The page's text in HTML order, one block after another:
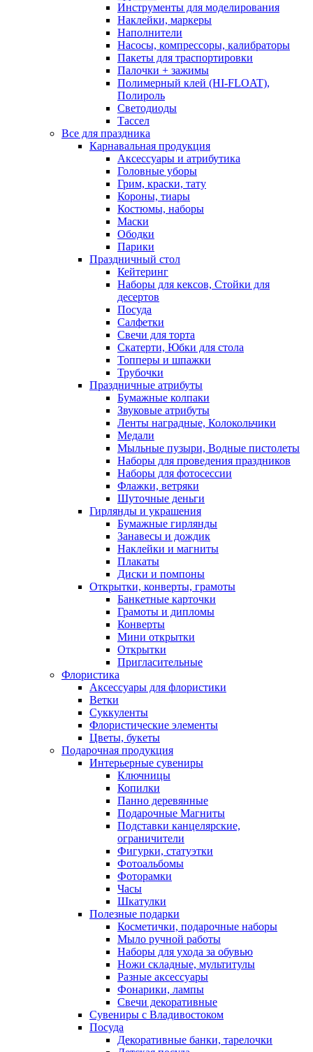
Инструменты для моделирования
Наклейки, маркеры
Наполнители
Насосы, компрессоры, калибраторы
Пакеты для траспортировки
Палочки + зажимы
Полимерный клей (HI-FLOAT),
Полироль
Светодиоды
Тассел
Все для праздника
Карнавальная продукция
Аксессуары и атрибутика
Головные уборы
Грим, краски, тату
Короны, тиары
Костюмы, наборы
Маски
Ободки
Парики
Праздничный стол
Кейтеринг
Наборы для кексов, Стойки для
десертов
Посуда
Салфетки
Свечи для торта
Скатерти, Юбки для стола
Топперы и шпажки
Трубочки
Праздничные атрибуты
Бумажные колпаки
Звуковые атрибуты
Ленты наградные, Колокольчики
Медали
Мыльные пузыри, Водные пистолеты
Наборы для проведения праздников
Наборы для фотосессии
Флажки, ветряки
Шуточные деньги
Гирлянды и украшения
Бумажные гирлянды
Занавесы и дождик
Наклейки и магниты
Плакаты
Диски и помпоны
Открытки, конверты, грамоты
Банкетные карточки
Грамоты и дипломы
Конверты
Мини открытки
Открытки
Пригласительные
Флористика
Аксессуары для флористики
Ветки
Суккуленты
Флористические элементы
Цветы, букеты
Подарочная продукция
Интерьерные сувениры
Ключницы
Копилки
Панно деревянные
Подарочные Магниты
Подставки канцелярские,
ограничители
Фигурки, статуэтки
Фотоальбомы
Фоторамки
Часы
Шкатулки
Полезные подарки
Косметички, подарочные наборы
Мыло ручной работы
Наборы для ухода за обувью
Ножи складные, мультитулы
Разные аксессуары
Фонарики, лампы
Свечи декоративные
Сувениры с Владивостоком
Посуда
Декоративные банки, тарелочки